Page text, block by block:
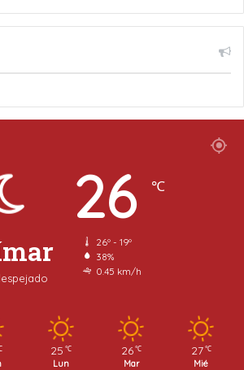
26 ℃
26º - 19º
38%
0.45 km/h
25 ℃
Lun
26 ℃
Mar
27 ℃
Mié